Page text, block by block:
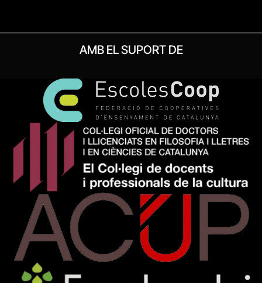
AMB EL SUPORT DE